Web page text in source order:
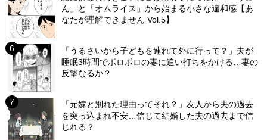
ん」と「オムライス」から始まる小さな違和感【あ
なたが理解できません Vol.5】
「うるさいから子どもを連れて外に行って？」夫が
睡眠3時間でボロボロの妻に追い打ちをかける…妻の
反撃なるか？
「元嫁と別れた理由ってそれ？」友人から夫の過去
を突っ込まれ不安…信じて結婚した夫の過去まで信
じれる？